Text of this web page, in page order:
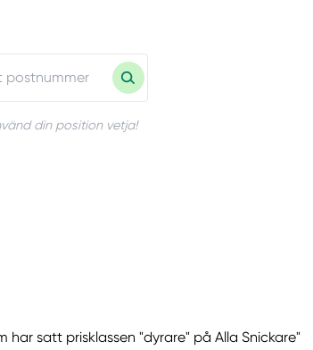
din position vetja!
satt prisklassen "dyrare" på Alla Snickare"